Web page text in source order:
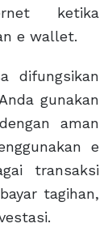
ketika
e wallet.
difungsikan
gunakan
aman
e
transaksi
tagihan,